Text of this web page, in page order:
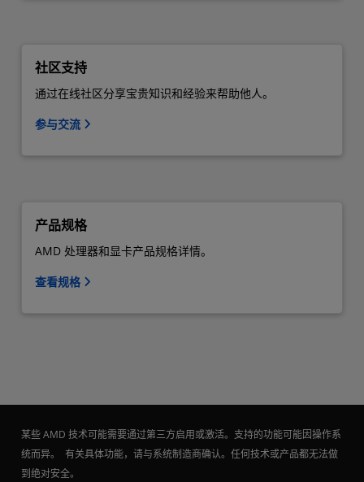
社区支持
通过在线社区分享宝贵知识和经验来帮助他人。
参与交流
产品规格
AMD 处理器和显卡产品规格详情。
查看规格
某些 AMD 技术可能需要通过第三方启用或激活。支持的功能可能因操作系
统而异。 有关具体功能，请与系统制造商确认。任何技术或产品都无法做
到绝对安全。